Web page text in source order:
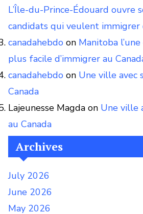
L’Île-du-Prince-Édouard ouvre
candidats qui veulent immigrer
canadahebdo on Manitoba
plus facile d’immigrer au
canadahebdo on Une ville avec
Canada
Lajeunesse Magda on Une ville
au Canada
Archives
July 2026
June 2026
May 2026